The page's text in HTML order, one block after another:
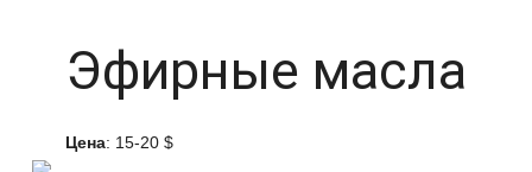
Эфирные масла
Цена: 15-20 $